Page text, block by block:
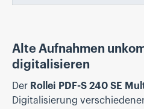
Alte Aufnahmen
digitalisieren
Der Rollei PDF-S 240 SE
Digitalisierung